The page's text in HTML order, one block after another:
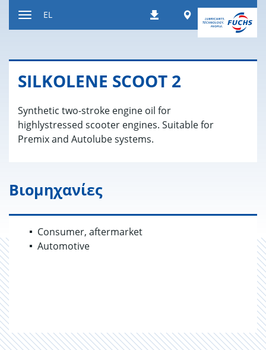
Λήψεις Worldwide
EL
SILKOLENE SCOOT 2
Synthetic two-stroke engine oil for
highlystressed scooter engines. Suitable for
Premixand Autolube systems.
Βιομηχανίες
Consumer, aftermarket
Automotive